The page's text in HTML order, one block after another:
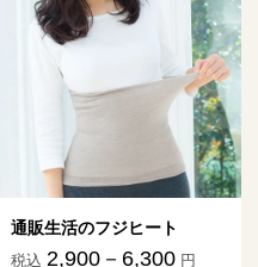
通販生活のフジヒート
税込 2,900－6,300 円